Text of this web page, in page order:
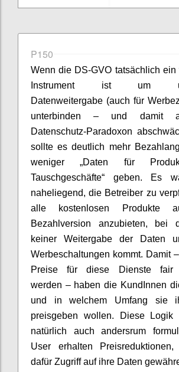
P150
Wenn die DS-GVO tatsächlich ein
Instrument ist um
Datenweitergabe (auch für
unterbinden – und damit
Datenschutz-Paradoxon
sollte es deutlich mehr
weniger „Daten für
Tauschgeschäfte“ geben. Es
naheliegend, die Betreiber zu
alle kostenlosen Produkte
Bezahlversion anzubieten, bei
keiner Weitergabe der Daten
Werbeschaltungen kommt. Damit
Preise für diese Dienste fair
werden – haben die KundInnen
und in welchem Umfang sie
preisgeben wollen. Diese Logik
natürlich auch andersrum
User erhalten
dafür Zugriff auf ihre Daten